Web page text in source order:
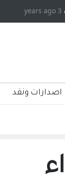
3 years ago
اصدارات ونقد